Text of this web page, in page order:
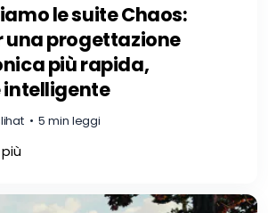
le suite Chaos:
una progettazione
più rapida,
intelligente
• 5 min leggi